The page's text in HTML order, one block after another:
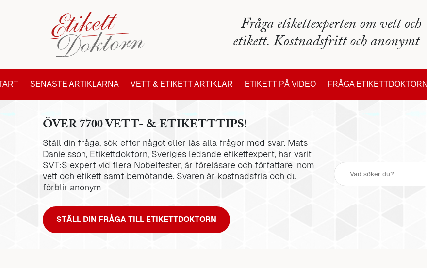
- Fråga etikettexperten om vett och
etikett. Kostnadsfritt och anonymt
SENASTE ARTIKLARNA VETT & ETIKETT ARTIKLAR ETIKETT PÅ VIDEO FRÅGA ETIKETTDOKTORN
ÖVER 7700 VETT- & ETIKETTTIPS!
Ställ din fråga, sök efter något eller läs alla frågor med svar. Mats
Danielsson, Etikettdoktorn, Sveriges ledande etikettexpert, har varit
SVT:S expert vid flera Nobelfester, är föreläsare och författare inom
vett och etikett samt bemötande. Svaren är kostnadsfria och du
förblir anonym
STÄLL DIN FRÅGA TILL ETIKETTDOKTORN